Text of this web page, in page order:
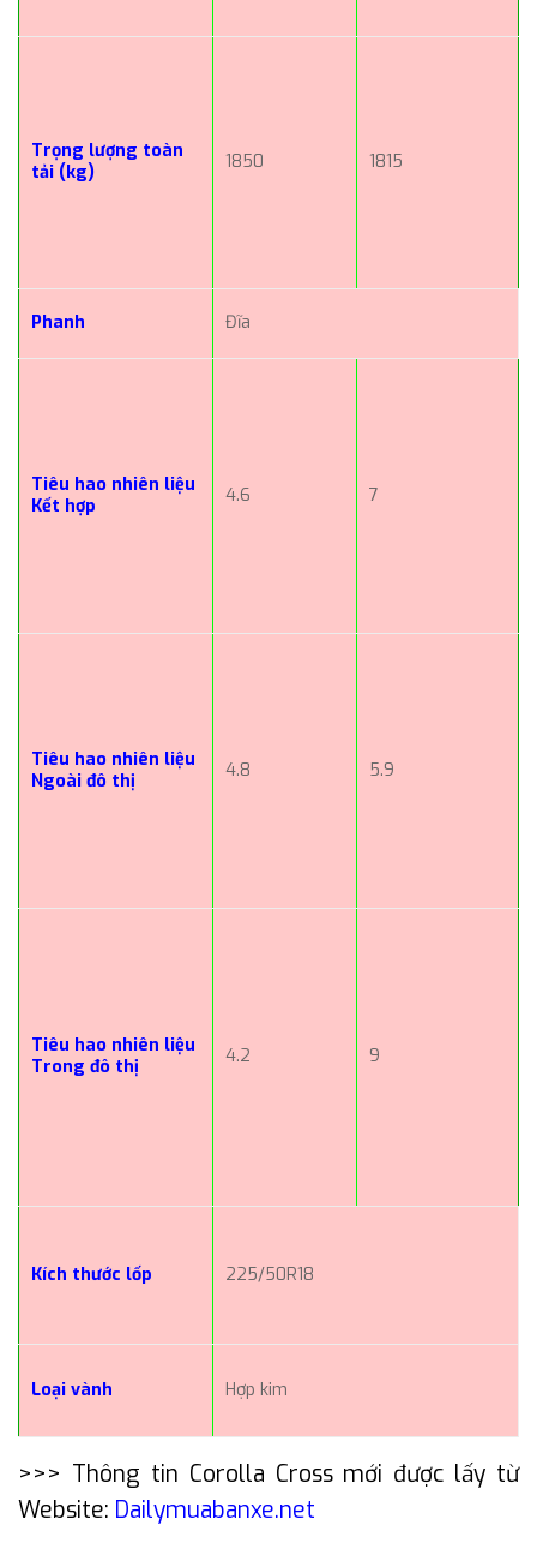
Trọng lượng toàn
tải (kg)
1850 1815
Phanh Đĩa
Tiêu hao nhiên liệu
Kết hợp
4.6 7
Tiêu hao nhiên liệu
Ngoài đô thị
4.8 5.9
Tiêu hao nhiên liệu
Trong đô thị
4.2 9
Kích thước lốp 225/50R18
Loại vành Hợp kim
>>> Thông tin Corolla Cross mới được lấy từ
Website: Dailymuabanxe.net